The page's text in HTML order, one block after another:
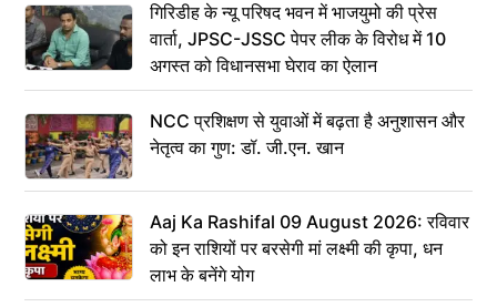
गिरिडीह के न्यू परिषद भवन में भाजयुमो की प्रेस
वार्ता, JPSC-JSSC पेपर लीक के विरोध में 10
अगस्त को विधानसभा घेराव का ऐलान
NCC प्रशिक्षण से युवाओं में बढ़ता है अनुशासन और
नेतृत्व का गुण: डॉ. जी.एन. खान
Aaj Ka Rashifal 09 August 2026: रविवार
को इन राशियों पर बरसेगी मां लक्ष्मी की कृपा, धन
लाभ के बनेंगे योग